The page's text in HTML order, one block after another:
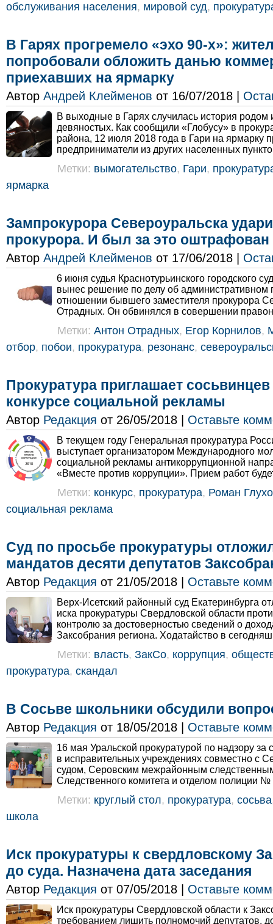
обслуживания населения, мировой суд,
В Гарях прогремело «эхо 90-х»:
попробовали обложить данью
приехавших на ярмарку
Автор Андрей Клейменов от 16/07/2018 |
В выходные в Гарях случилась история родом
девяностых. Как сообщили «Глобусу» в
района, 12 июля 2018 года в Гари на ярмарку
предприниматели из других населенных
Метки: вымогательство, Гари,
ярмарка
Зампрокурора Североуральска
прокурора. И был за это оштрафован
Автор Андрей Клейменов от 17/06/2018 |
6 июня судья Краснотурьинского городского
вынес решение по делу об административном
отношении бывшего заместителя прокурора
Отрадных. Он обвинялся в совершении
Метки: Антон Отрадных, Егор Корнилов,
отбор, побои, прокуратура, резонанс,
Прокуратура приглашает
конкурсе социальной рекламы
Автор Редакция от 26/05/2018 | Оставьте
В текущем году Генеральная прокуратура
выступает организатором Международного
социальной рекламы антикоррупционной
«Вместе против коррупции». Прием работ
Метки: конкурс, прокуратура, Роман
социальная реклама
Суд по просьбе прокуратуры
мандатов десяти депутатов
Автор Редакция от 21/05/2018 | Оставьте
Верх-Исетский районный суд Екатеринбурга
иска прокуратуры Свердловской области
контролю за достоверностью сведений о
Заксобрания региона. Ходатайство в
Метки: власть, ЗакСо, коррупция,
прокуратура, скандал
В Сосьве школьники обсудили
Автор Редакция от 18/05/2018 | Оставьте
16 мая Уральской прокуратурой по надзору за
в исправительных учреждениях совместно с
судом, Серовским межрайонным
Следственного комитета и отделом полиции
Метки: круглый стол, прокуратура, сосьва
школа
Иск прокуратуры к свердловскому
до суда. Назначена дата заседания
Автор Редакция от 07/05/2018 | Оставьте
Иск прокуратуры Свердловской области к
требованием лишить полномочий депутатов,